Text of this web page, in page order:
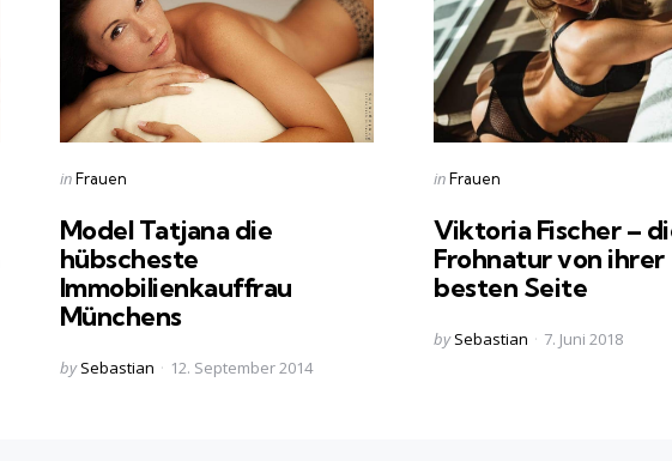
Categories
Posted
in Frauen
Model Tatjana die
hübscheste
Immobilienkauffrau
Münchens
Posted
by Sebastian 12. September 2014
Categories
Posted
inFrauen
Viktoria Fischer –
Frohnatur von ihrer
besten Seite
Posted
by Sebastian 7. Juni 2018